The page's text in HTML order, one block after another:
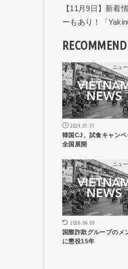
【11月9日】新
ーもあり！「
RECOMMEND
ニュ
2024.01.31
韓国CJ、試食キャンペ
全国展開
ニュ
2026.06.09
国際詐欺グループのメ
に懲役15年